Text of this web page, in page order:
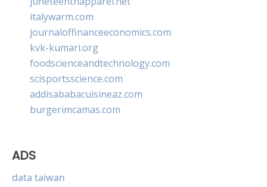
italywarm.com
journaloffinanceeconomics.com
kvk-kumari.org
foodscienceandtechnology.com
scisportsscience.com
addisababacuisineaz.com
burgerimcamas.com
ADS
data taiwan